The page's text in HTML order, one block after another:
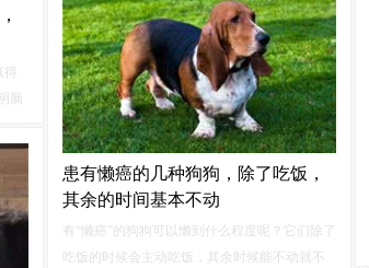
脑
种
还
着许多不为人知的小秘密。它能在短时间内学
会各种指令，甚至能分辨出不同从家...
患有懒癌的几种狗狗，除了吃饭，
其余的时间基本不动
有“懒癌”的狗狗可以懒到什么程度呢？它们除了
吃饭的时候会主动吃饭，其余时候能不动就不